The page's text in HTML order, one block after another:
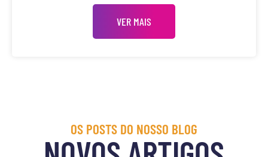
VER MAIS
OS POSTS DO NOSSO BLOG